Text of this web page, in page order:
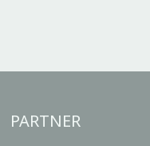
PARTNER